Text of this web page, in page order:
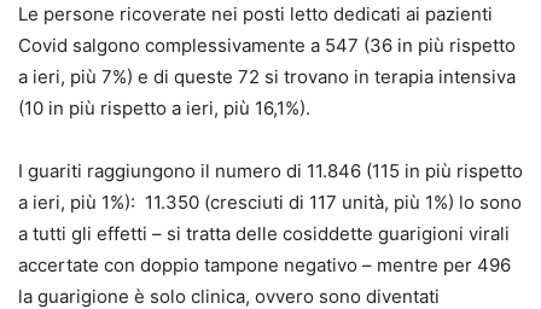
Le persone ricoverate nei posti letto dedicati ai pazienti
Covid salgono complessivamente a 547 (36 in più rispetto
a ieri, più 7%) e di queste 72 si trovano in terapia intensiva
(10 in più rispetto a ieri, più 16,1%).
I guariti raggiungono il numero di 11.846 (115 in più rispetto
a ieri, più 1%): 11.350 (cresciuti di 117 unità, più 1%) lo sono
a tutti gli effetti – si tratta delle cosiddette guarigioni virali
accertate con doppio tampone negativo – mentre per 496
la guarigione è solo clinica, ovvero sono diventati